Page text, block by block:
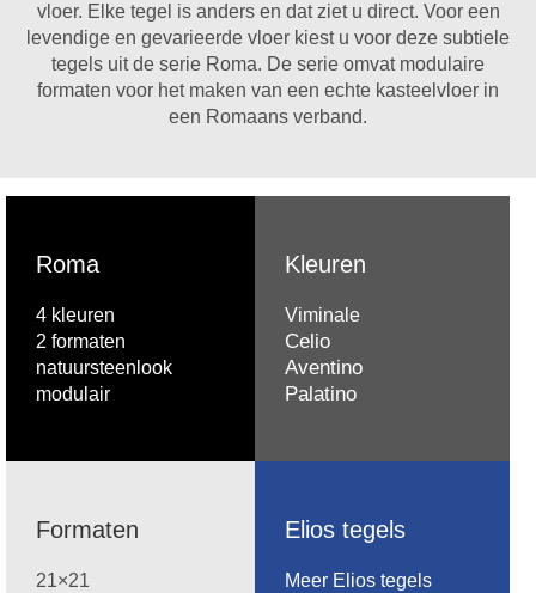
vloer. Elke tegel is anders en dat ziet u direct. Voor een
levendige en gevarieerde vloer kiest u voor deze subtiele
tegels uit de serie Roma. De serie omvat modulaire
formaten voor het maken van een echte kasteelvloer in
een Romaans verband.
Roma
4 kleuren
2 formaten
natuursteenlook
modulair
Kleuren
Viminale
Celio
Aventino
Palatino
Formaten
21×21
Elios tegels
Meer Elios tegels